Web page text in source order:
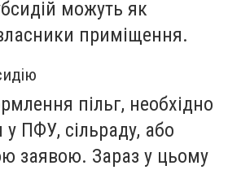
можуть як
приміщення.
пільг, необхідно
у ПФУ, сільраду, або
заявою. Зараз у цьому